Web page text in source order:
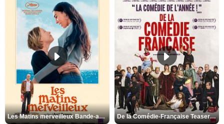
Les Matins merveilleux Bande-annonce VF De la Comédie-Française Teaser VF